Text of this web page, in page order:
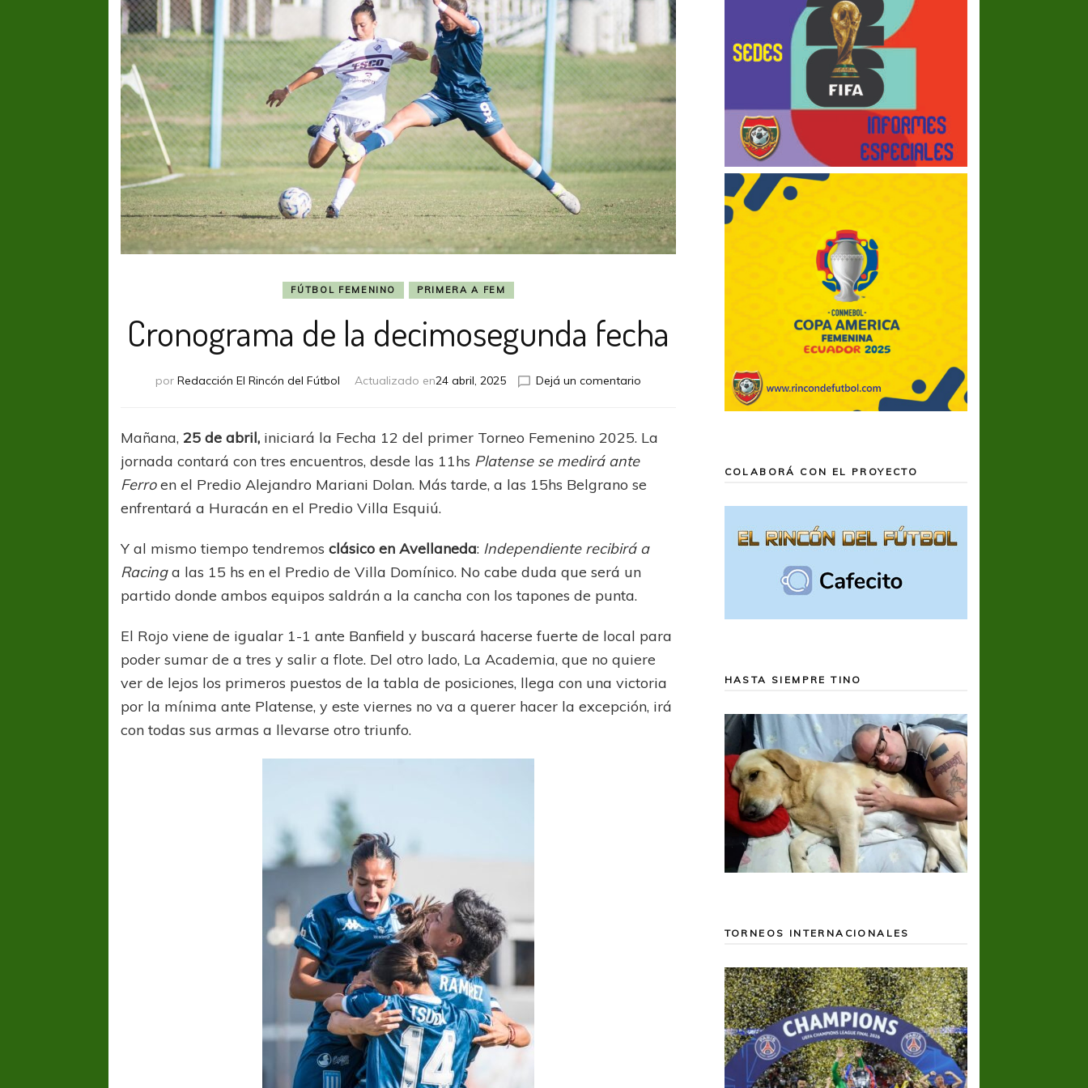
FÚTBOL FEMENINO PRIMERA A FEM
Cronograma de la decimosegunda fecha
por Redacción El Rincón del Fútbol Actualizado en24 abril, 2025 Dejá un comentario
la
decimosegunda
Mañana, 25 de abril, iniciará la Fecha 12 del primer Torneo Femenino 2025. La
jornada contará con tres encuentros, desde las 11hs Platense se medirá ante
Ferroen el Predio Alejandro Mariani Dolan. Más tarde, a las 15hs Belgrano se
enfrentará a Huracán en el Predio Villa Esquiú.
Y al mismo tiempo tendremosclásico en Avellaneda: Independiente recibirá a
Racinga las 15 hs en el Predio de Villa Domínico. No cabe duda que será un
partido donde ambos equipos saldrán a la cancha con los tapones de punta.
El Rojo viene de igualar 1-1 ante Banfield y buscará hacerse fuerte de local para
poder sumar de a tres y salir a flote. Del otro lado, La Academia, que no quiere
ver de lejos los primeros puestos de la tabla de posiciones, llega con una victoria
por la mínima ante Platense, y este viernes no va a querer hacer la excepción, irá
con todas sus armas a llevarse otro triunfo.
COLABORÁ CON EL PROYECTO
HASTA SIEMPRE TINO
TORNEOS INTERNACIONALES